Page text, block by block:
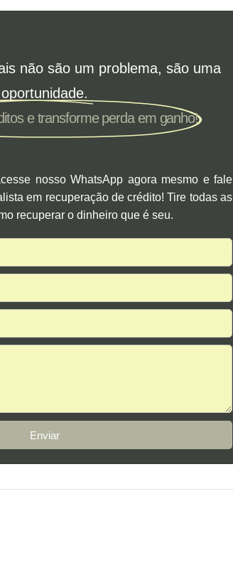
não são um problema, são uma
oportunidade.
e transforme perda em ganho!
nosso WhatsApp agora mesmo e fale
em recuperação de crédito! Tire todas as
recuperar o dinheiro que é seu.
Enviar